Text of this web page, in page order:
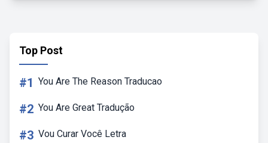
Top Post
#1 You Are The Reason Traducao
#2 You Are Great Tradução
#3 Vou Curar Você Letra